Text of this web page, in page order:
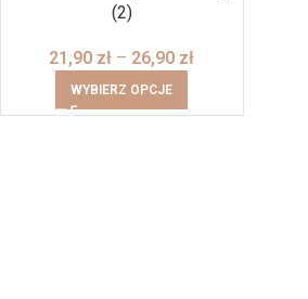
(2)
21,90 zł – 26,90 zł
WYBIERZ OPCJE